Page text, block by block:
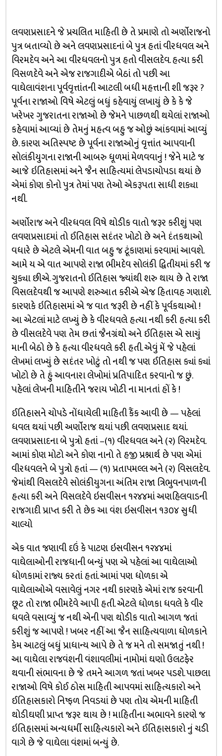
લવણપ્રસાદને જે પ્રચલિત માહિતી છે તે પ્રમાણે તો અર્ણોરાજનો
પુત્ર બતાવ્યો છે અને લવણપ્રસાદનાં બે પુત્ર હતાં વીરધવલ અને
વિરમદેવ અને આ વીરધવલનો પુત્ર હતો વીસલદેવ. હત્યા કરી
વિસળદેવે અને એજ રાજગાદીએ બેઠાં તો પછી આ
વાઘેલાવંશના પૂર્વવૃત્તાંતની આટલી બધી મહત્તાની શી જરૂર ?
પૂર્વના રાજાઓ વિષે એટલું બધું કહેવાયું લખાયું છે કે કે જે
ખરેખર ગુજરાતના રાજાઓ છે જેમને પાછળથી થયેલાં રાજાઓ
કહેવામાં આવ્યાં છે તેમનું મહત્વ બહુ જ ઓછું આંકવામાં આવ્યું
છે. કારણ અતિસ્પષ્ટ છે પૂર્વના રાજાઓનું વૃત્તાંત આપવાની
સોલંકીયુગના રાજાની આબરુ ધૂળમાં મેળવવાનું ! જેને માટે જ
આજે ઇતિહાસમાં અને જૈન સાહિત્યમાં લેપડાચોપડા થયાં છે
એમાં કોણ કોનો પુત્ર તેમાં પણ તેઓ એકરૂપતા સાધી શક્યા
નથી.
અર્ણોરાજ અને વીરધવલ વિષે થોડીક વાતો જરૂર કરીશું પણ
લવણપ્રસાદમાં તો ઈતિહાસ સદંતર ખોટો છે અને દંતકથાઓ
વધારે છે એટલે એમની વાત બહુ જ ટૂંકાણમાં કરવામાં આવશે.
આમે ય એ વાત આપણે રાજા ભીમદેવ સોલંકી દ્વિતીયમાં કરી જ
ચુક્યા છીએ. ગુજરાતનો ઈતિહાસ જ્યાંથી શરુ થાય છે તે રાજા
વિસલદેવથી જ આપણે શરુઆત કરીએ એજ હિતાવહ ગણાશે.
કારણકે ઇતિહાસમાં એ જ વાત જરૂરી છે નહીં કે પૂર્વકથાઓ !
આ એટલાં માટે લખ્યું છે કે વીરધવલે હત્યા નથી કરી હત્યા કરી
છે વીસલદેવે પણ તેમ છતાં જૈનગ્રંથો અને ઈતિહાસ એ સાચું
માની બેઠો છે કે હત્યા વીરધવલે કરી હતી. એવું મેં જે પહેલાં
લેખમાં લખ્યું છે સદંતર ખોટું તો નથી જ પણ ઈતિહાસ ક્યાં ક્યાં
ખોટો છે તે હું આવનારા લેખોમાં પ્રતિપાદિત કરવાનો જ છું.
પહેલાં લેખની માહિતીને જરાય ખોટી ના માનતાં હોં કે !
ઈતિહાસને ચોપડે નોંધાયેલી માહિતી કૈંક આવી છે — પહેલાં
ધવલ થયાં પછી અર્ણોરાજ થયાં પછી લવણપ્રસાદ થયાં.
લવણપ્રસાદના બે પુત્રો હતાં –(૧) વીરધવલ અને (૨) વિરમદેવ.
આમાં કોણ મોટો અને કોણ નાનો તે હજી પ્રશ્નાર્થ છે પણ એમાં
વીરધવલને બે પુત્રો હતાં — (૧) પ્રતાપમલ્લ અને (૨) વિસલદેવ.
જેમાંથી વિસલદેવે સોલંકીયુગના અંતિમ રાજા ત્રિભુવનપાળની
હત્યા કરી અને વિસલદેવે ઇસવીસન ૧૨૪૪માં અણહિલવાડની
રાજગાદી પ્રાપ્ત કરી તે છેક આ વંશ ઇસવીસન ૧૩૦૪ સુધી
ચાલ્યો
એક વાત જણાવી દઉં કે પાટણ ઇસવીસન ૧૨૪૪માં
વાઘેલાઓની રાજધાની બન્યું પણ એ પહેલાં આ વાઘેલાઓ
ધોળકામાં રાજ્ય કરતાં હતાં. આમાં પણ ધોળકા એ
વાઘેલાઓએ વસાવેલું નગર નથી કારણકે એમાં રાજ કરવાની
છૂટ તો રાજા ભીમદેવે આપી હતી. એટલે ધોળકા ધવલે કે વીર
ધવલે વસાવ્યું જ નથી એની પણ થોડીક વાતો આગળ જતાં
કરીશું જ આપણે ! ખબર નહીં આ જૈન સાહિત્યવાળા ધોળકાને
કેમ આટલું બધું પ્રાધાન્ય આપે છે તે જ મને તો સમજાતું નથી !
આ વાઘેલા રાજવંશની વંશાવલીમાં નામોમાં ઘણો ઉલટફેર
થવાની સંભાવના છે જે તમને આગળ જતાં ખબર પડશે. પાછલા
રાજાઓ વિષે કોઈ ઠોસ માહિતી આપવમાં સાહિત્યકારો અને
ઈતિહાસકારો નિષ્ફળ નિવડયાં છે પણ તોય એમની માહિતી
થોડીઘણી પ્રાપ્ત જરૂર થાય છે ! માહિતીના અભાવને કારણે જ
ઇતિહાસમાં અન્યધર્મી સાહિત્યકારો અને ઈતિહાસકારો નું ચડી
વાગે છે જે વાઘેલા વંશમાં બન્યું છે.